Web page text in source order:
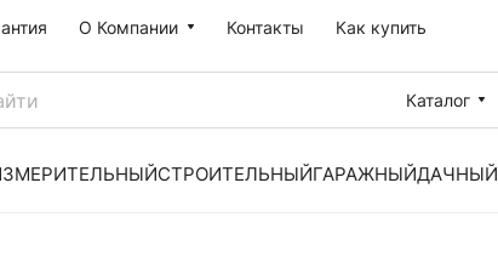
О Компании Контакты Как купить
Каталог
СТРОИТЕЛЬНЫЙГАРАЖНЫЙДАЧНЫЙ